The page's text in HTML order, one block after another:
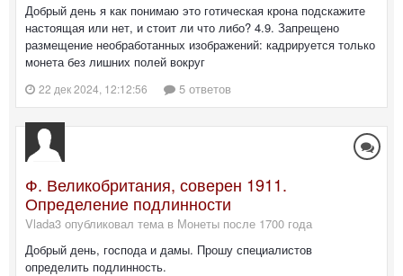
Добрый день я как понимаю это готическая крона подскажите
настоящая или нет, и стоит ли что либо? 4.9. Запрещено
размещение необработанных изображений: кадрируется только
монета без лишних полей вокруг
22 дек 2024, 12:12:56 5 ответов
Ф. Великобритания, соверен 1911.
Определение подлинности
Vlada3 опубликовал тема в Монеты после 1700 года
Добрый день, господа и дамы. Прошу специалистов
определить подлинность.